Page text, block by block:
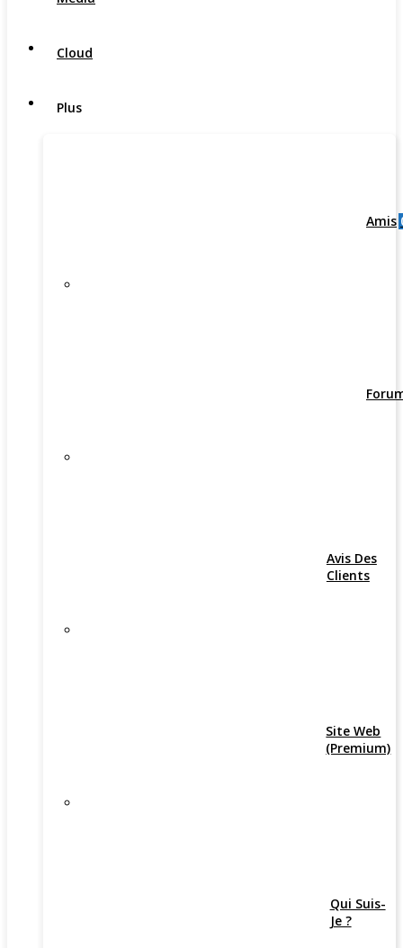
Cloud
Plus
Amis
Avis Des
Clients
Site Web
(Premium)
Qui Suis-
Je ?